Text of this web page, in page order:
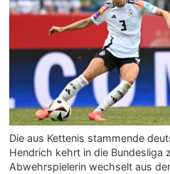
Die aus Kettenis stammende
Hendrich kehrt in die Bundesliga
Abwehrspielerin wechselt aus